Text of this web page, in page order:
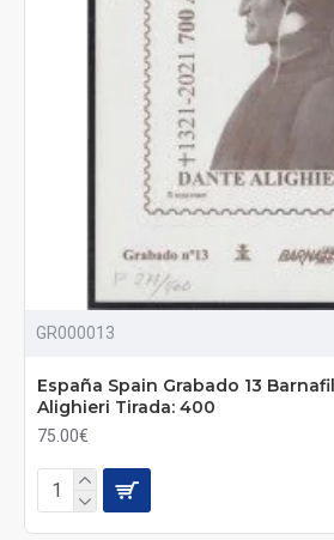
GR000013
España Spain Grabado 13
Alighieri Tirada: 400
75.00€